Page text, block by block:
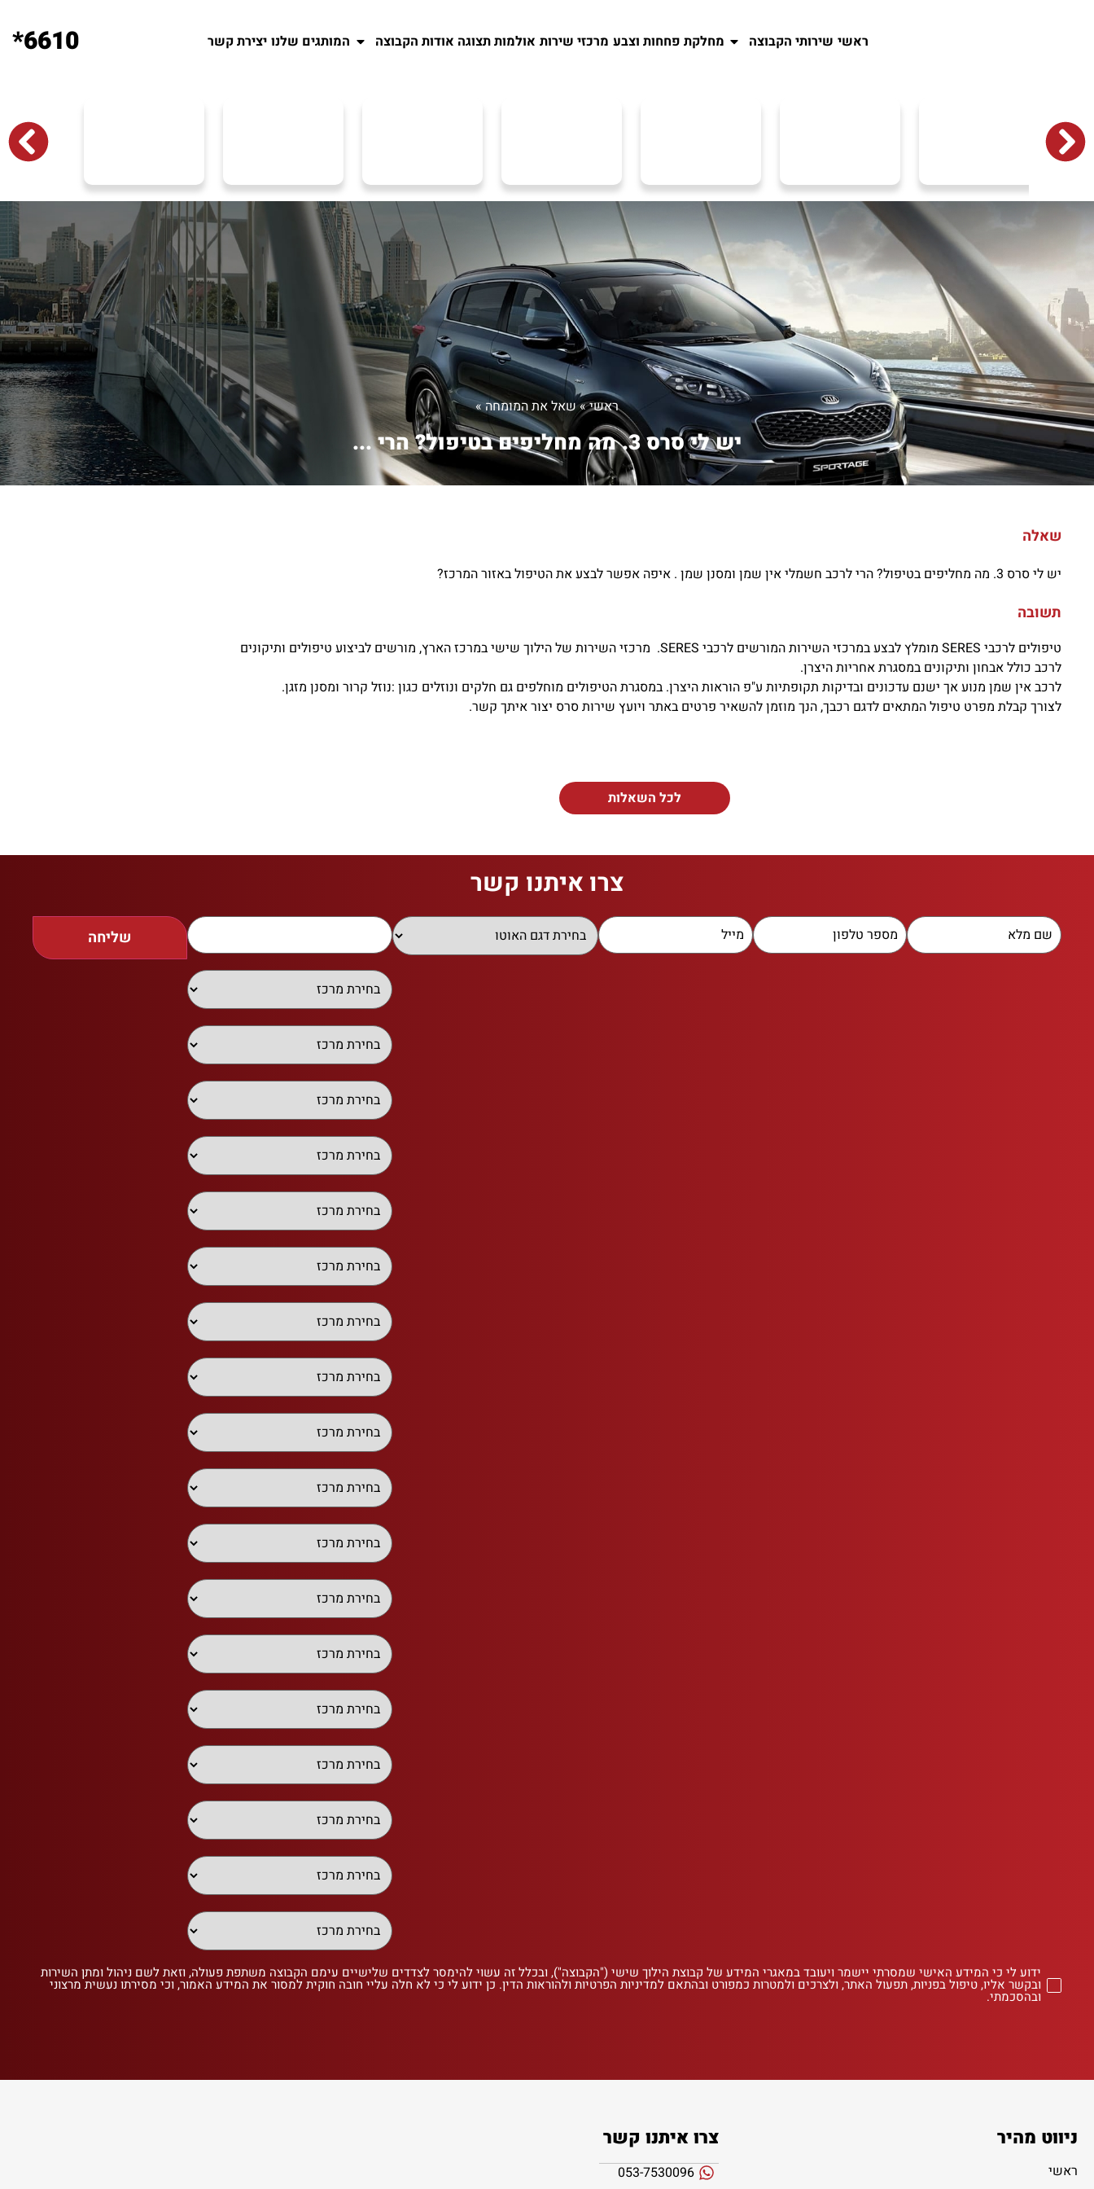
ראשי שירותי הקבוצה מחלקת פחחות וצבע מרכזי שירות אולמות תצוגה אודות הקבוצה המותגים שלנו יצירת קשר 6610*
ראשי»שאל את המומחה»
יש לי סרס 3. מה מחליפים בטיפול? הרי ...
שאלה
יש לי סרס 3. מה מחליפים בטיפול? הרי לרכב חשמלי אין שמן ומסנן שמן . איפה אפשר לבצע את הטיפול באזור המרכז?
תשובה
טיפולים לרכבי SERES מומלץ לבצע במרכזי השירות המורשים לרכבי SERES. מרכזי השירות של הילוך שישי במרכז הארץ, מורשים לביצוע טיפולים ותיקונים
לרכב כולל אבחון ותיקונים במסגרת אחריות היצרן.
לרכב אין שמן מנוע אך ישנם עדכונים ובדיקות תקופתיות ע"פ הוראות היצרן. במסגרת הטיפולים מוחלפים גם חלקים ונוזלים כגון :נוזל קרור ומסנן מזגן.
לצורך קבלת מפרט טיפול המתאים לדגם רכבך, הנך מוזמן להשאיר פרטים באתר ויועץ שירות סרס יצור איתך קשר.
לכל השאלות
צרו איתנו קשר
שליחה
ידוע לי כי המידע האישי שמסרתי יישמר ויעובד במאגרי המידע של קבוצת הילוך שישי ("הקבוצה"), ובכלל זה עשוי להימסר לצדדים שלישיים עימם הקבוצה משתפת פעולה, וזאת לשם ניהול ומתן השירות
ובקשר אליו, טיפול בפניות, תפעול האתר, ולצרכים ולמטרות כמפורט ובהתאם למדיניות הפרטיות ולהוראות הדין. כן ידוע לי כי לא חלה עליי חובה חוקית למסור את המידע האמור, וכי מסירתו נעשית מרצוני
ובהסכמתי.
ניווט מהיר
ראשי
צרו איתנו קשר
053-7530096